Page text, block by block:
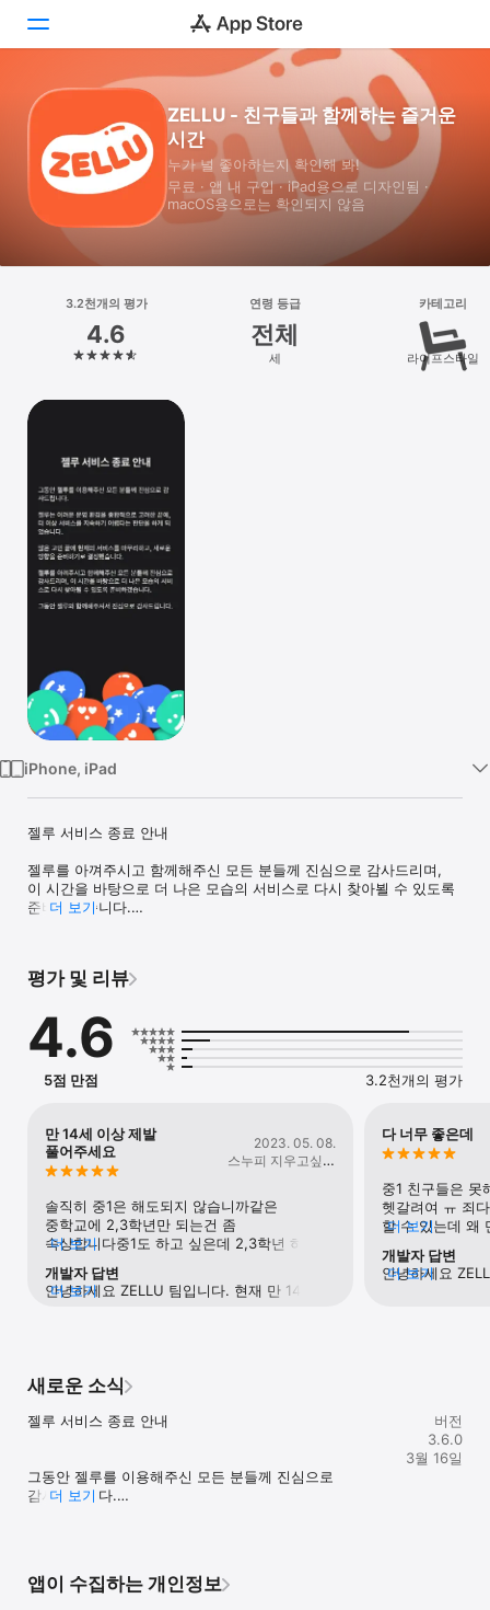
게임
앱
Arcade
검색
iPhone
iPad
Vision
Watch
TV
ZELLU - 친구들과 함께하는 즐거운
시간
누가 널 좋아하는지 확인해 봐!
무료 · 앱 내 구입 · iPad⁠용으로 디자인됨 ·
macOS⁠용으로는 확인되지 않음
3.2천개의 평가
4.6
연령 등급
전체
세
카테고리
라이프스타일
iPhone, iPad
젤루 서비스 종료 안내
젤루를 아껴주시고 함께해주신 모든 분들께 진심으로 감사드리며,
이 시간을 바탕으로 더 나은 모습의 서비스로 다시 찾아뵐 수 있도록
준비하겠습니다.
ZELLU에서 친구들과 함께 즐거운 시간을 보내요!
"우리 학교에서 이성에게 제일 인기가 많을 것 같은 사람은?"
ZELLU에서 우리 학교 인기 투표가 진행 중이에요!
친구들과 익명 투표를 주고 받으며 누가 나를 좋아하는지 지금
확인해 보세요.
"모든 이가 하찮다고 무시하지만, 사실 시고르자브종에게는 특별한
능력이 있습니다."
가끔 힐링이 필요할 땐 시고르자브종의 특별한 능력을 확인해
보세요!
미션을 클리어 할 때마다 스토리 카드를 수집할 수 있습니다.
시고르자브종과 부하들의 기구한 인생 스토리 카드를 모두 모아
더 보기
평가 및 리뷰
4.6
5점 만점 3.2천개의 평가
만 14세 이상 제발
풀어주세요
2023. 05. 08.
스누피 지우고싶은
솔직히 중1은 해도되지 않습니까같은
중학교에 2,3학년만 되는건 좀
속상합니다중1도 하고 싶은데 2,3학년 하는거
2학년으로 해서 할수도 있겠네요그럴빠엔 걍
중1은 해주시면..부탁합니다!!
더 보기
개발자 답변
안녕하세요 ZELLU 팀입니다. 현재 만 14세
사이트/앱 서비스 등에 회원 가입을 진행하실
수 있습니다. 하지만, 현재 ZELLU에서는 아직
만 14세 미만 아동/청소년에 대한 법정대리인
앱 가입 진행이 불가하신 점 진심으로
죄송하다는 말씀을 드립니다. 소중한 리뷰
더 보기
다 너무 좋은데
중1 친구들은 못
헷갈려여 ㅠ 죄
할 수 있는데 왜
떨어져요ㅠㅠ
진짜 에바.... 바
더 보기
개발자 답변
안녕하세요
(보호자)의 동
않아, 정말 죄
앱 가입 진행이
더 보기
새로운 소식
젤루 서비스 종료 안내
그동안 젤루를 이용해주신 모든 분들께 진심으로
감사드립니다.
더 보기
버전
3.6.0
3월 16일
앱이 수집하는 개인정보